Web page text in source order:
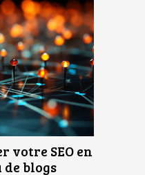
votre SEO en
blogs